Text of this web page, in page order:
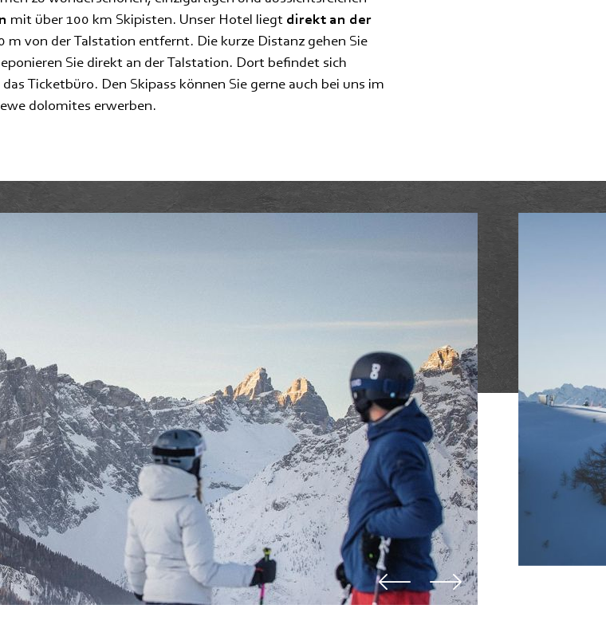
Winterwandern,
mit über 100 km Skipisten. Unser Hotel liegt direkt an der
m von der Talstation entfernt. Die kurze Distanz gehen Sie
Sie direkt an der Talstation. Dort befindet sich
Ticketbüro. Den Skipass können Sie gerne auch bei uns im
dolomites erwerben.